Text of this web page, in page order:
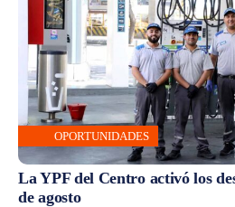
OPORTUNIDADES
La YPF del Centro activó los
de agosto